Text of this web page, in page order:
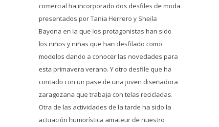
comercial ha incorporado dos desfiles de moda
presentados por Tania Herrero y Sheila
Bayona en la que los protagonistas han sido
los niños y niñas que han desfilado como
modelos dando a conocer las novedades para
esta primavera verano. Y otro desfile que ha
contado con un pase de una joven diseñadora
zaragozana que trabaja con telas recicladas.
Otra de las actividades de la tarde ha sido la
actuación humorística amateur de nuestro